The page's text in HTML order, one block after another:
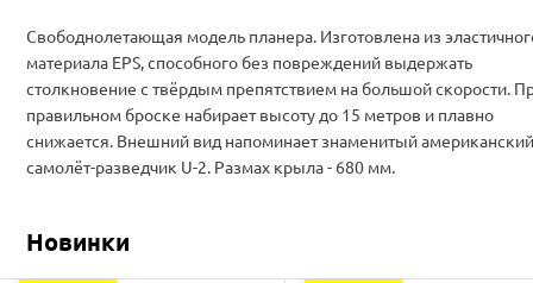
Свободнолетающая модель планера. Изготовлена из
материала EPS, способного без повреждений выдержать
столкновение с твёрдым препятствием на большой скорости.
правильном броске набирает высоту до 15 метров и плавно
снижается. Внешний вид напоминает знаменитый американский
самолёт-разведчик U-2. Размах крыла - 680 мм.
Новинки